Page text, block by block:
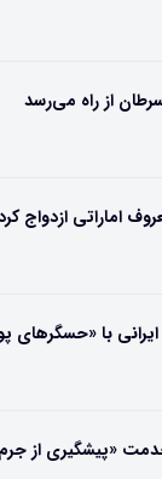
از راه می‌رسد
اماراتی ازدواج
با «حسگرهای
«پیشگیری از